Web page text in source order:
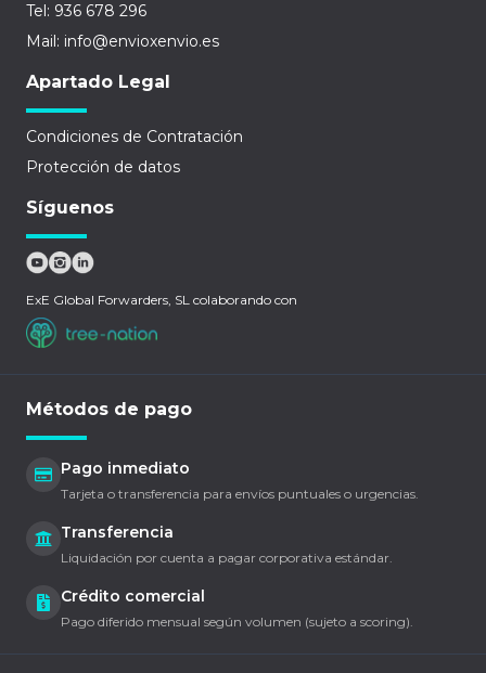
Tel: 936 678 296
Mail: info@envioxenvio.es
Apartado Legal
Condiciones de Contratación
Protección de datos
Síguenos
ExE Global Forwarders, SL colaborando con
Métodos de pago
Pago inmediato
Tarjeta o transferencia para envíos puntuales o urgencias.
Transferencia
Liquidación por cuenta a pagar corporativa estándar.
Crédito comercial
Pago diferido mensual según volumen (sujeto a scoring).